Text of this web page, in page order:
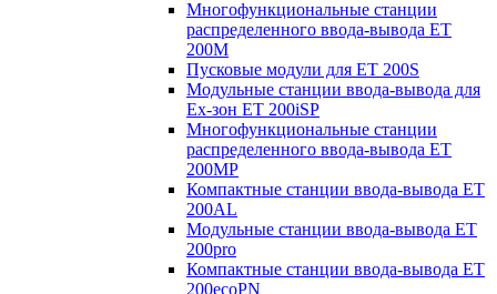
Многофункциональные станции
распределенного ввода-вывода ET
200M
Пусковые модули для ET 200S
Модульные станции ввода-вывода для
Ex-зон ET 200iSP
Многофункциональные станции
распределенного ввода-вывода ET
200MP
Компактные станции ввода-вывода ET
200AL
Модульные станции ввода-вывода ET
200pro
Компактные станции ввода-вывода ET
200ecoPN